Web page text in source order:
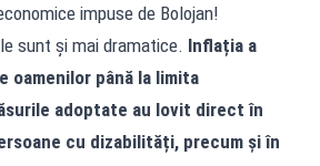
impuse de Bolojan!
sunt și mai dramatice. Inflația a
oamenilor până la limita
adoptate au lovit direct în
cu dizabilități, precum și în